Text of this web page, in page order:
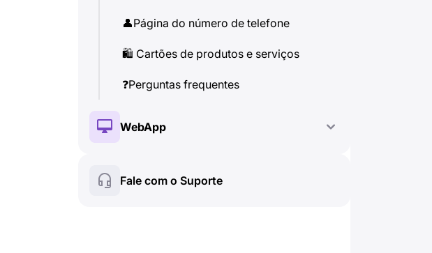
👤Página do número de telefone
🛍 ️ Cartões de produtos e serviços
❓Perguntas frequentes
WebApp
Fale com o Suporte